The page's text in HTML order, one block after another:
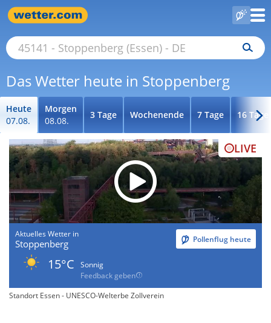
Das Wetter heute in Stoppenberg
Heute
07.08.
Morgen
08.08.
3 Tage Wochenende 7 Tage 16 Tage
LIVE
Aktuelles Wetter in
Stoppenberg Pollenflug heute
15°C
Sonnig
Feedback geben
Standort Essen - UNESCO-Welterbe Zollverein